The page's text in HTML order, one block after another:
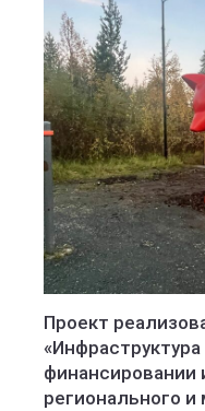
Проект
финансировании
регионального